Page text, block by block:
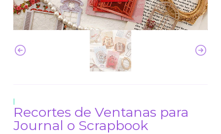
|
Recortes de Ventanas para
Journal o Scrapbook